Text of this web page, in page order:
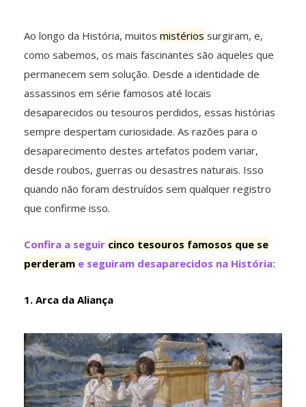
Ao longo da História, muitos mistérios surgiram, e,
como sabemos, os mais fascinantes são aqueles que
permanecem sem solução. Desde a identidade de
assassinos em série famosos até locais
desaparecidos ou tesouros perdidos, essas histórias
sempre despertam curiosidade. As razões para o
desaparecimento destes artefatos podem variar,
desde roubos, guerras ou desastres naturais. Isso
quando não foram destruídos sem qualquer registro
que confirme isso.
Confira a seguir cinco tesouros famosos que se
perderam e seguiram desaparecidos na História:
1. Arca da Aliança